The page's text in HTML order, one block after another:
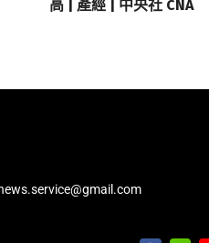
高 | 產經 | 中央社 CNA